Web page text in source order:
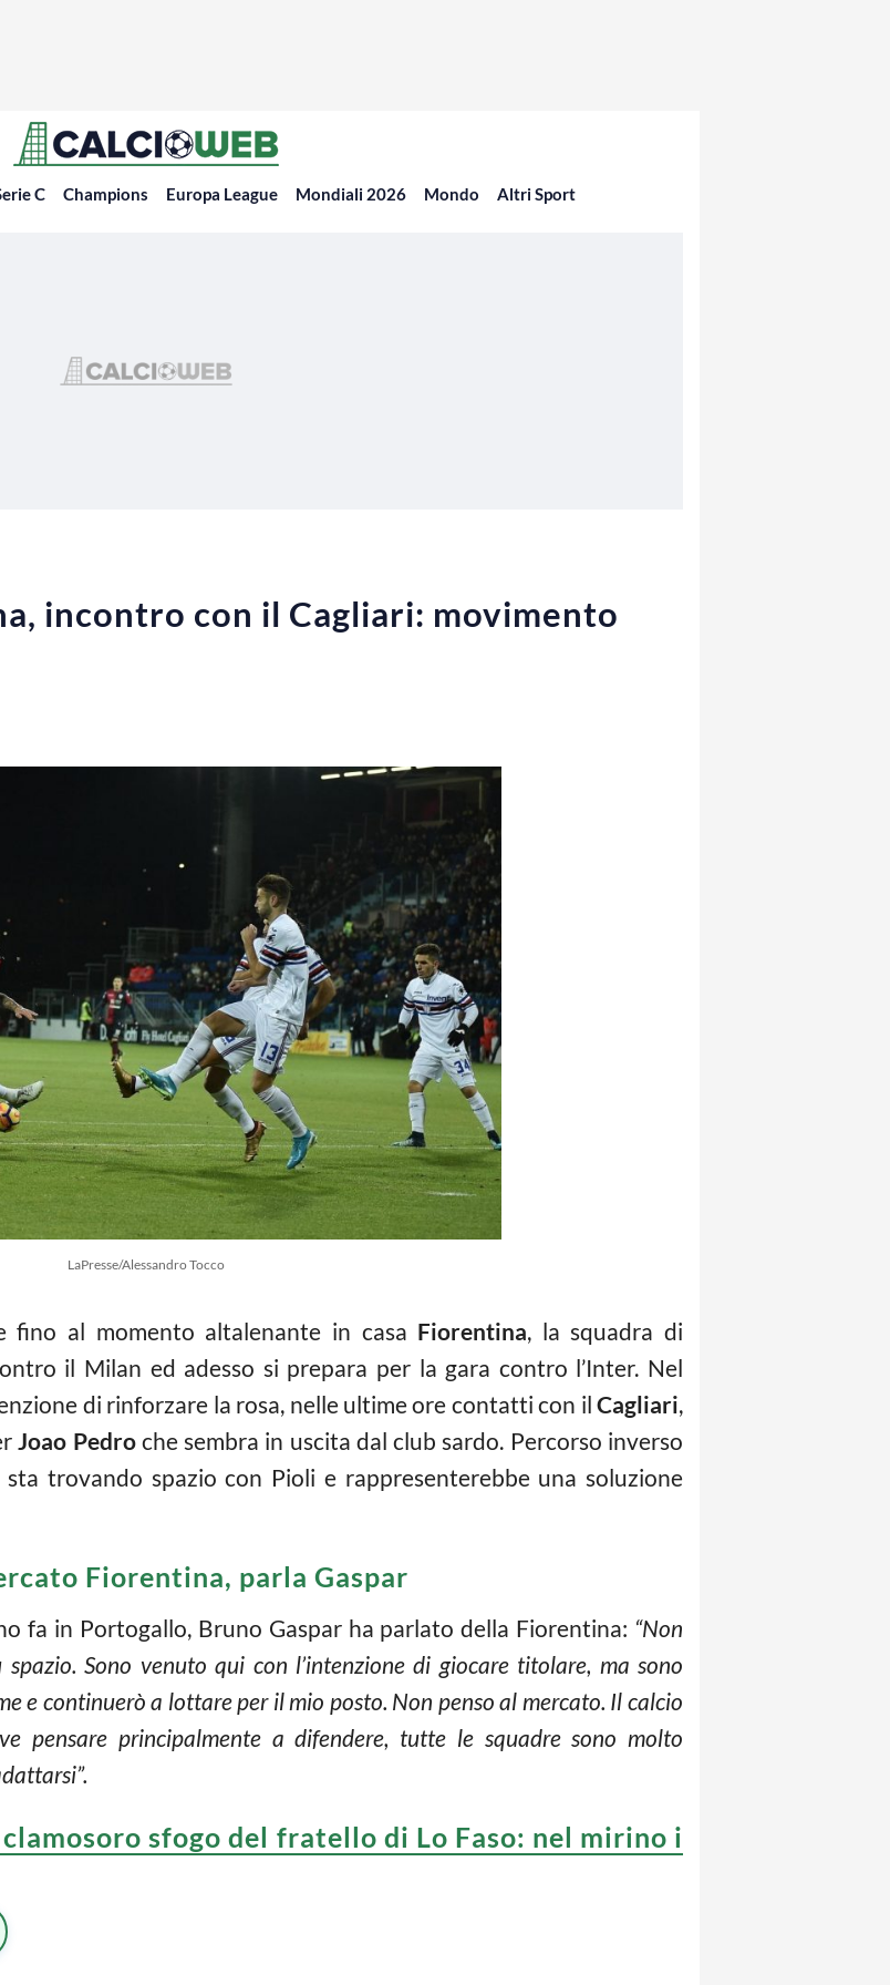
C Champions Europa League Mondiali 2026 Mondo Altri Sport
incontro con il Cagliari: movimento
LaPresse/Alessandro Tocco
fino al momento altalenante in casa Fiorentina, la squadra di
il Milan ed adesso si prepara per la gara contro l’Inter. Nel
di rinforzare la rosa, nelle ultime ore contatti con ilCagliari,
Joao Pedroche sembra in uscita dal club sardo. Percorso inverso
sta trovando spazio con Pioli e rappresenterebbe una soluzione
Fiorentina, parla Gaspar
fa in Portogallo, Bruno Gaspar ha parlato della Fiorentina: “Non
Sono venuto qui con l’intenzione di giocare titolare, ma sono
e continuerò a lottare per il mio posto. Non penso al mercato. Il calcio
pensare principalmente a difendere, tutte le squadre sono molto
sfogo del fratello di Lo Faso: nel mirino i